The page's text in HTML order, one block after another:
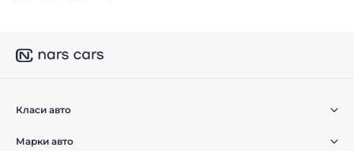
Класи авто
Марки авто